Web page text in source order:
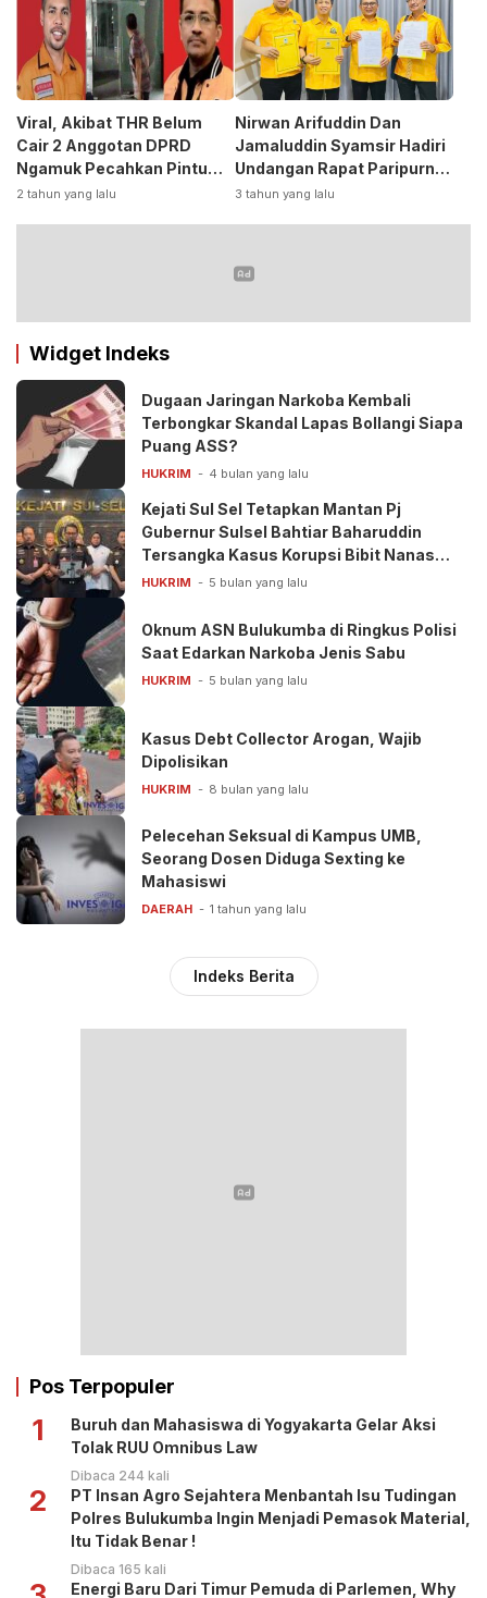
Viral, Akibat THR Belum
Cair 2 Anggotan DPRD
Ngamuk Pecahkan Pintu
Kaca Kantor
2 tahun yang lalu
Nirwan Arifuddin Dan
Jamaluddin Syamsir Hadiri
Undangan Rapat Paripurna
DPP Partai
3 tahun yang lalu
Widget Indeks
Dugaan Jaringan Narkoba Kembali
Terbongkar Skandal Lapas Bollangi Siapa
Puang ASS?
HUKRIM 4 bulan yang lalu
Kejati Sul Sel Tetapkan Mantan Pj
Gubernur Sulsel Bahtiar Baharuddin
Tersangka Kasus Korupsi Bibit Nanas
Rp50 Miliar
HUKRIM 5 bulan yang lalu
Oknum ASN Bulukumba di Ringkus Polisi
Saat Edarkan Narkoba Jenis Sabu
HUKRIM 5 bulan yang lalu
Kasus Debt Collector Arogan, Wajib
Dipolisikan
HUKRIM 8 bulan yang lalu
Pelecehan Seksual di Kampus UMB,
Seorang Dosen Diduga Sexting ke
Mahasiswi
DAERAH 1 tahun yang lalu
Indeks Berita
Pos Terpopuler
1
Buruh dan Mahasiswa di Yogyakarta Gelar Aksi
Tolak RUU Omnibus Law
Dibaca 244 kali
2
PT Insan Agro Sejahtera Menbantah Isu Tudingan
Polres Bulukumba Ingin Menjadi Pemasok Material,
Itu Tidak Benar !
Dibaca 165 kali
Energi Baru Dari Timur Pemuda di Parlemen, Why